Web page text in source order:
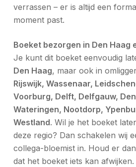
verrassen – er is altijd een
moment past.
Boeket bezorgen in Den Haag
Je kunt dit boeket eenvoudig
Den Haag, maar ook in
Rijswijk, Wassenaar,
Voorburg, Delft, Delfgauw,
Wateringen, Nootdorp,
Westland. Wil je het boeket
deze regio? Dan schakelen wij
collega-bloemist in. Houd er
dat het boeket iets kan afwijken.